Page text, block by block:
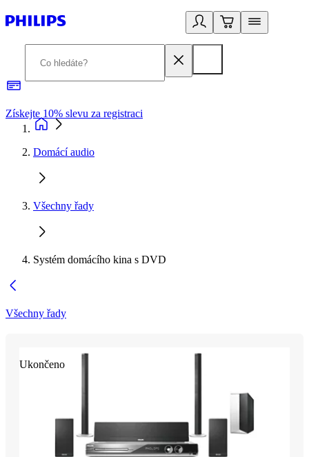
Získejte 10% slevu za registraci
Domácí audio
Všechny řady
Systém domácího kina s DVD
Všechny řady
Ukončeno